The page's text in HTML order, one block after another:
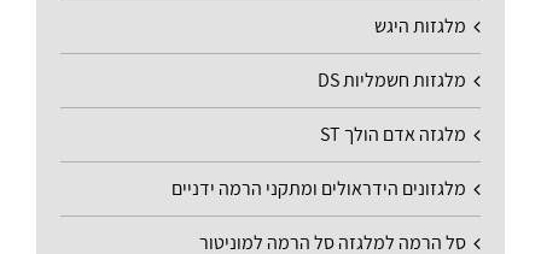
מלגזות היגש
מלגזות חשמליות DS
מלגזה אדם הולך ST
מלגזונים הידראולים ומתקני הרמה ידניים
סל הרמה למלגזה סל הרמה למוניטור